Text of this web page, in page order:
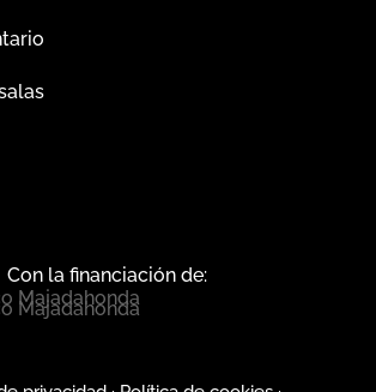
Con la financiación de: